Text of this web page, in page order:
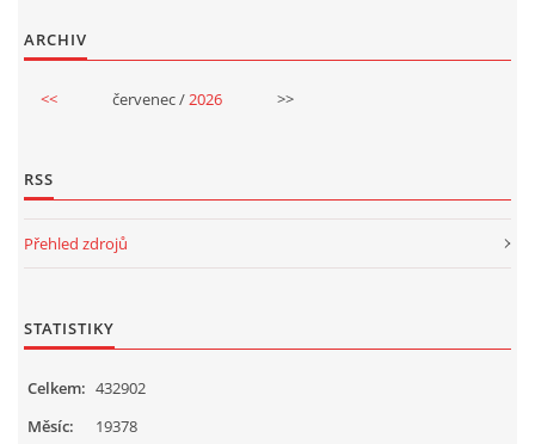
POKUSY
ARCHIV
<< červenec /2026 >>
RSS
Přehled zdrojů
STATISTIKY
Celkem: 432902
Měsíc:
19378